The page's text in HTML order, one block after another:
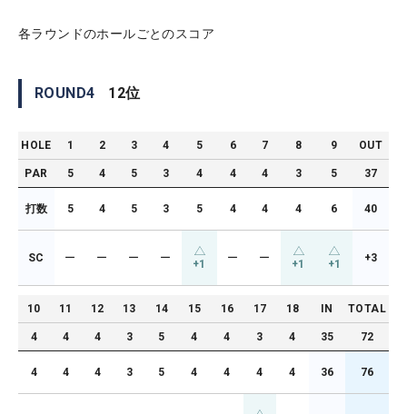
各ラウンドのホールごとのスコア
ROUND4 12位
HOLE 1 2 3 4 5 6 7 8 9 OUT
PAR 5 4 5 3 4 4 4 3 5 37
打数 5 4 5 3 5 4 4 4 6 40
SC ー ー ー ー +1 ー ー +1 +1 +3
10 11 12 13 14 15 16 17 18 IN TOTAL
4 4 4 3 5 4 4 3 4 35 72
4 4 4 3 5 4 4 4 4 36 76